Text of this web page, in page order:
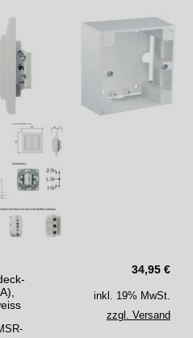
34,95 €
inkl. 19% MwSt.
zzgl. Versand